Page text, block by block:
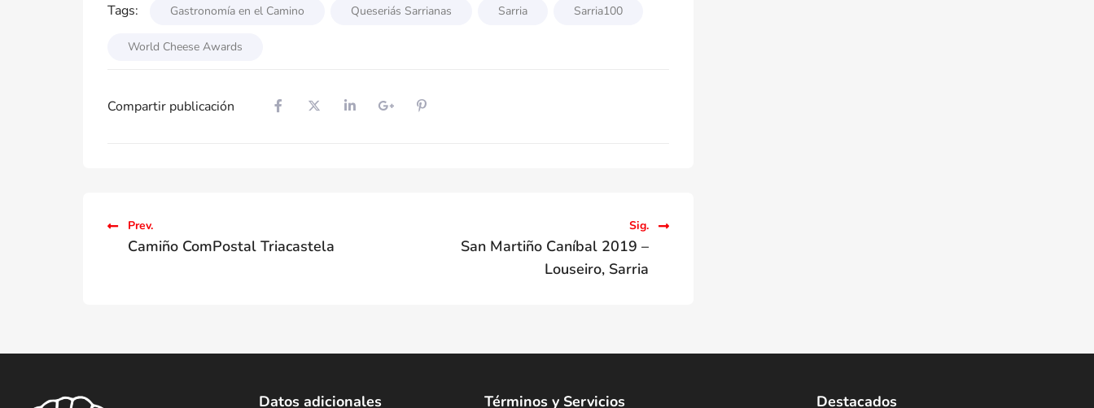
Tags: Gastronomía en el Camino Queseriás Sarrianas Sarria Sarria100
World Cheese Awards
Compartir publicación
Prev.
Camiño ComPostal Triacastela
Sig.
San Martiño Caníbal 2019 –
Louseiro, Sarria
Datos adicionales Términos y Servicios Destacados